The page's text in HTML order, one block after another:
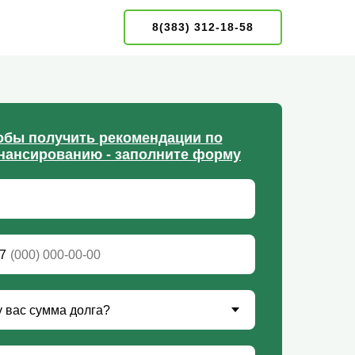
8(383) 312-18-58
получить рекомендации по
- заполните форму